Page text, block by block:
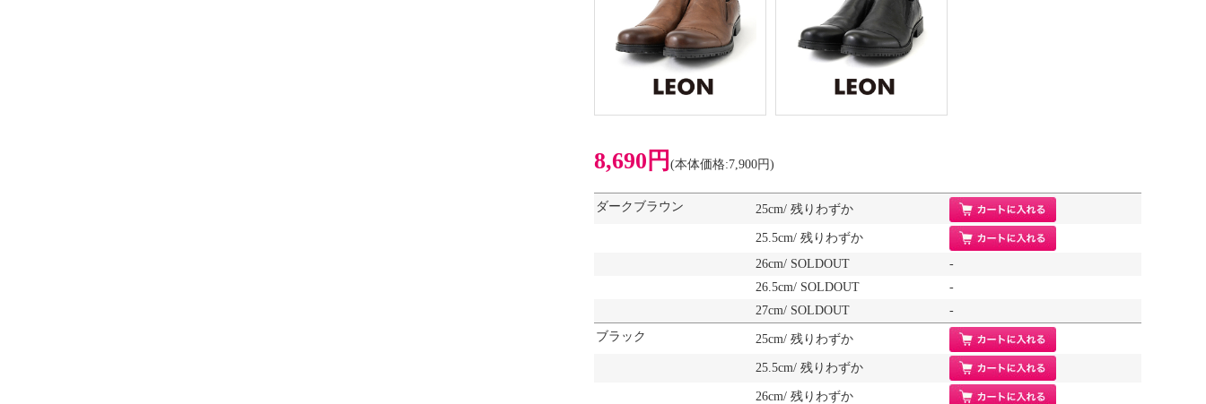
8,690円 (本体価格:7,900円)
ダークブラウン 25cm/ 残りわずか
25.5cm/ 残りわずか
26cm/ SOLDOUT
-
26.5cm/ SOLDOUT
-
27cm/ SOLDOUT
-
ブラック
25cm/ 残りわずか
25.5cm/ 残りわずか
26cm/ 残りわずか